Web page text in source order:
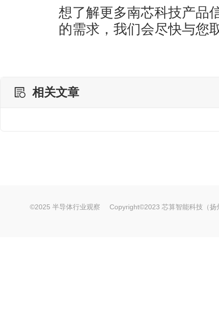
想了解更多南芯科技产品
的需求，我们会尽快与您
相关文章
©2025 半导体行业观察 Copyright©2023 芯算智能科技（